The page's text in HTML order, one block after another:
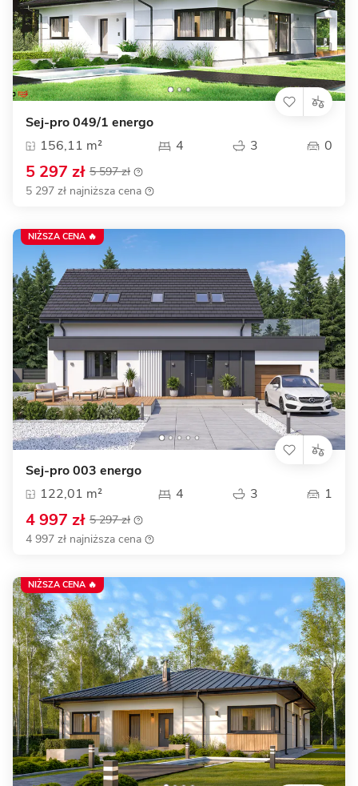
Sej-pro 049/1 energo
156,11 m²
4 3 0
5 297 zł 5 597 zł
5 297 zł najniższa cena
Sej-pro 003 energo
122,01 m²
4 3 1
4 997 zł 5 297 zł
4 997 zł najniższa cena
NIŻSZA CENA 🔥
NIŻSZA CENA 🔥